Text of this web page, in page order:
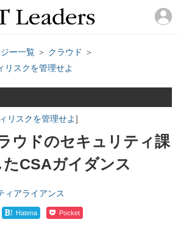
ー一覧 ＞ クラウド ＞
リスクを管理せよ
リスクを管理せよ
ウドのセキュリティ課
CSAガイダンス
ィアライアンス
! Hatena Pocket